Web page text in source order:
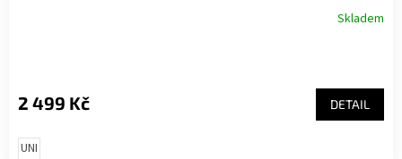
Skladem
2 499 Kč DETAIL
UNI